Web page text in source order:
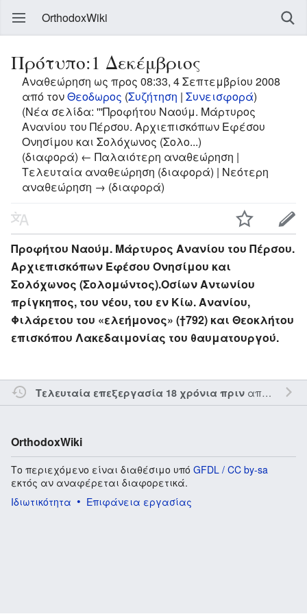
OrthodoxWiki
Πρότυπο:1 Δεκέμβριος
Αναθεώρηση ως προς 08:33, 4 Σεπτεμβρίου 2008
από τονΘεοδωρος (Συζήτηση | Συνεισφορά)
(Νέα σελίδα: '''Προφήτου Ναούμ. Μάρτυρος
Aνανίου του Πέρσου. Αρχιεπισκόπων Εφέσου
Ονησίμου και Σολόχωνος (Σολο...)
(διαφορά) ← Παλαιότερη αναθεώρηση |
Τελευταία αναθεώρηση (διαφορά) | Νεότερη
αναθεώρηση → (διαφορά)
Προφήτου Ναούμ. Μάρτυρος Aνανίου του Πέρσου.
Αρχιεπισκόπων Εφέσου Ονησίμου και
Σολόχωνος (Σολομώντος).Οσίων Αντωνίου
πρίγκηπος, του νέου, του εν Κίω. Ανανίου,
Φιλάρετου του «ελεήμονος» (†792) και Θεοκλήτου
επισκόπου Λακεδαιμονίας του θαυματουργού.
Τελευταία επεξεργασία 18 χρόνια πριναπό τον την
OrthodoxWiki
Το περιεχόμενο είναι διαθέσιμο υπό GFDL / CC by-sa
εκτός αν αναφέρεται διαφορετικά.
Ιδιωτικότητα
Επιφάνεια εργασίας